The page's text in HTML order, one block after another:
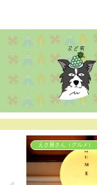
えさ屋さん（グルメ）